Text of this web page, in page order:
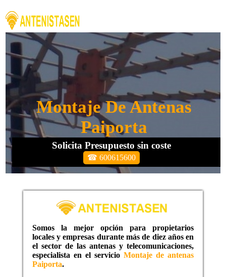
Montaje De Antenas
Paiporta
Solicita Presupuesto sin coste
☎ 600615600
Somos la mejor opción para propietarios
locales y empresas durante más de diez años en
el sector de las antenas y telecomunicaciones,
especialista en el servicioMontaje de antenas
Paiporta.